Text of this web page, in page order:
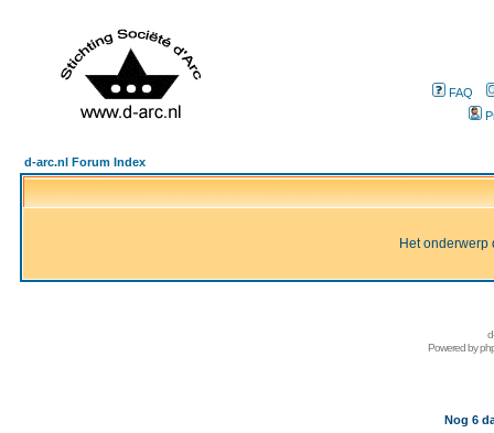
FAQ
d-arc.nl Forum Index
Het onderwerp
Powered by
Nog 6